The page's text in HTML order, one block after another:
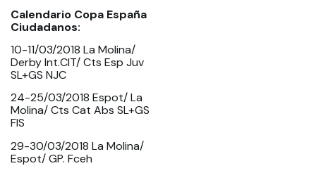
Calendario Copa España
Ciudadanos:
10-11/03/2018 La Molina/
Derby Int.CIT/ Cts Esp Juv
SL+GS NJC
24-25/03/2018 Espot/ La
Molina/ Cts Cat Abs SL+GS
FIS
29-30/03/2018 La Molina/
Espot/ GP. Fceh